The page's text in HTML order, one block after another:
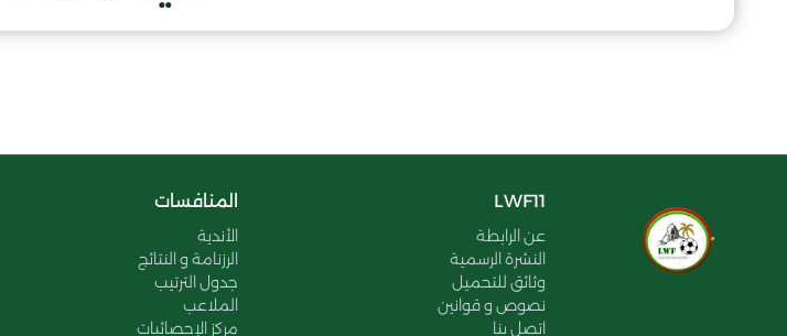
LWF11
عن الرابطة
النشرة الرسمية
وثائق للتحميل
نصوص و قوانين
اتصل بنا
المنافسات
الأندية
الرزنامة و النتائج
جدول الترتيب
الملاعب
مركز الإحصائيات